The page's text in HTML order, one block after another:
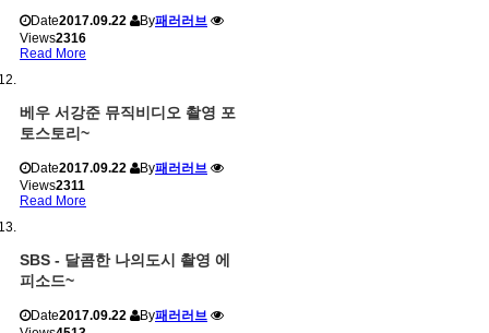
Date2017.09.22 By패러러브
Views2316
Read More
베우 서강준 뮤직비디오 촬영 포
토스토리~
Date2017.09.22 By패러러브
Views2311
Read More
SBS - 달콤한 나의도시 촬영 에
피소드~
Date2017.09.22 By패러러브